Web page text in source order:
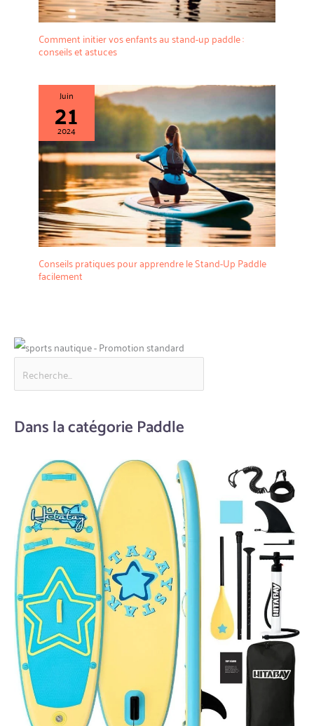
inégalé = THURSO SURF.
Tous nos produits sont
soumis à de nombreuses
formes et designs. Nous
soutenons nos produits à
100 %. Achetez en toute
confiance : les planches de
paddle gonflables THURSO
SURF sont garanties deux
ans sur la planche - Si un
défaut du fabricant est
détecté dans les 24 mois
suivant l'achat, vous êtes en
sécurité avec nous.
Comment initier vos enfants au stand-up paddle :
conseils et astuces
Juin
21
2024
Conseils pratiques pour apprendre le Stand-Up Paddle
facilement
Dans la catégorie Paddle